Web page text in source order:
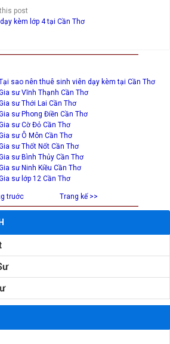
post
kèm lớp 4 tại Cần Thơ
sao nên thuê sinh viên dạy kèm tại Cần Thơ
sư Vĩnh Thạnh Cần Thơ
sư Thới Lai Cần Thơ
sư Phong Điền Cần Thơ
sư Cờ Đỏ Cần Thơ
sư Ô Môn Cần Thơ
sư Thốt Nốt Cần Thơ
sư Bình Thủy Cần Thơ
sư Ninh Kiều Cần Thơ
sư lớp 12 Cần Thơ
truớc Trang kế >>